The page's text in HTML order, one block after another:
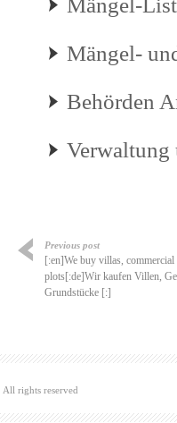
Mängel-
Mängel-
Behörden
Verwaltung
Previous post
[:en]We buy villas,
plots[:de]Wir kaufen Villen,
Grundstücke [:]
rights reserved